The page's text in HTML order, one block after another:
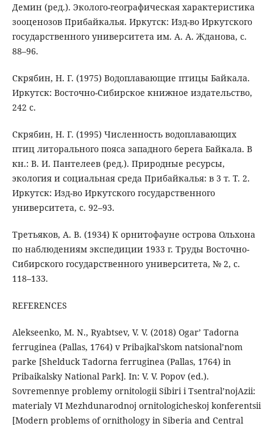
Демин (ред.). Эколого-географическая характеристика
зооценозов Прибайкалья. Иркутск: Изд-во Иркутского
государственного университета им. А. А. Жданова, с.
88–96.
Скрябин, Н. Г. (1975) Водоплавающие птицы Байкала.
Иркутск: Восточно-Сибирское книжное издательство,
242 с.
Скрябин, Н. Г. (1995) Численность водоплавающих
птиц литорального пояса западного берега Байкала. В
кн.: В. И. Пантелеев (ред.). Природные ресурсы,
экология и социальная среда Прибайкалья: в 3 т. Т. 2.
Иркутск: Изд-во Иркутского государственного
университета, с. 92–93.
Третьяков, А. В. (1934) К орнитофауне острова Ольхона
по наблюдениям экспедиции 1933 г. Труды Восточно-
Сибирского государственного университета, № 2, с.
118–133.
REFERENCES
Alekseenko, M. N., Ryabtsev, V. V. (2018) Ogar’ Tadorna
ferruginea (Pallas, 1764) v Pribajkal’skom natsional’nom
parke [Shelduck Tadorna ferruginea (Pallas, 1764) in
Pribaikalsky National Park]. In: V. V. Popov (ed.).
Sovremennye problemy ornitologii Sibiri i Tsentral’nojAzii:
materialy VI Mezhdunarodnoj ornitologicheskoj konferentsii
[Modern problems of ornithology in Siberia and Central